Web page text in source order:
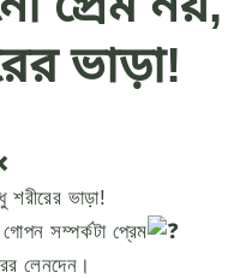
ভাড়া!
ভাড়া!
সম্পর্কটা প্রেম
লেনদেন।